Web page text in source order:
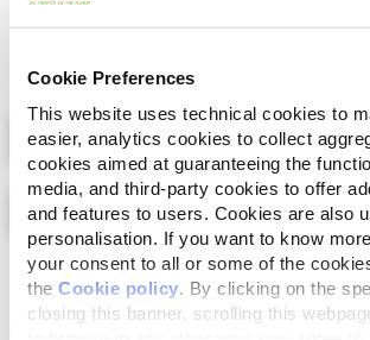
Cookie Preferences
This website uses technical cookies to
easier, analytics cookies to collect
cookies aimed at guaranteeing the
media, and third-party cookies to offer
and features to users. Cookies are also
personalisation. If you want to know
your consent to all or some of the
the Cookie policy. By clicking on the
closing this banner, scrolling this
Select a tab
Lijst Kaart